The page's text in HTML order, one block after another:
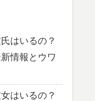
はいるの？
情報とウワ
はいるの？